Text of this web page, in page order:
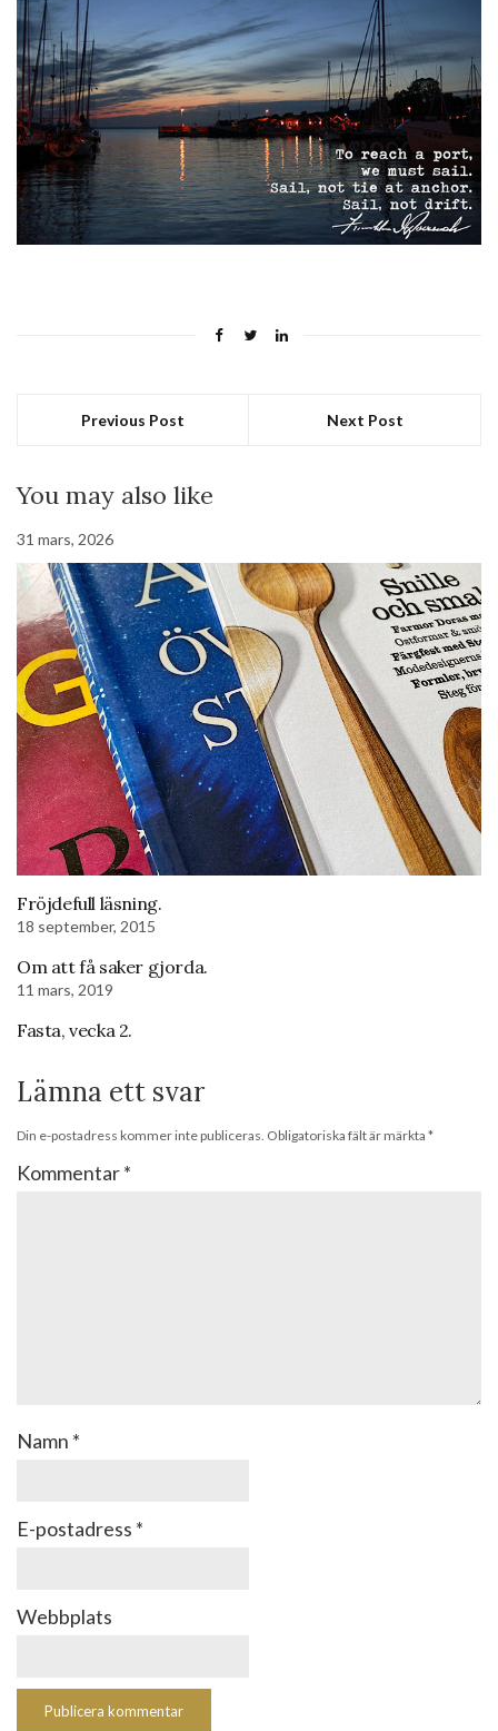
Previous Post Next Post
You may also like
31 mars, 2026
Fröjdefull läsning.
18 september, 2015
Om att få saker gjorda.
11 mars, 2019
Fasta, vecka 2.
Lämna ett svar
Din e-postadress kommer inte publiceras. Obligatoriska fält är märkta *
Kommentar*
Namn *
E-postadress *
Webbplats